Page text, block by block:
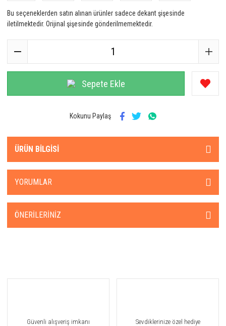
Bu seçeneklerden satın alınan ürünler sadece dekant şişesinde
iletilmektedir. Orijinal şişesinde gönderilmemektedir.
Sepete Ekle
Kokunu Paylaş
ÜRÜN BILGISI
YORUMLAR
ÖNERILERINIZ
Güvenli alışveriş imkanı
Sevdiklerinize özel hediye